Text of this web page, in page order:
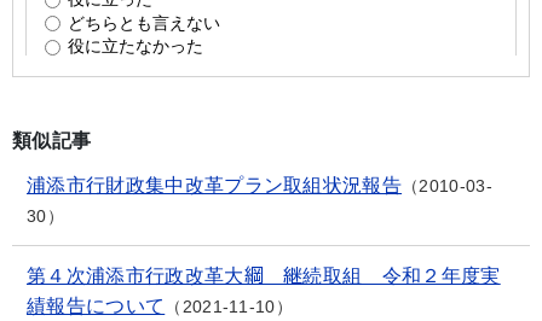
類似記事
浦添市行財政集中改革プラン取組状況報告
2010-03-
30
第４次浦添市行政改革大綱 継続取組 令和２年度実
績報告について
2021-11-10